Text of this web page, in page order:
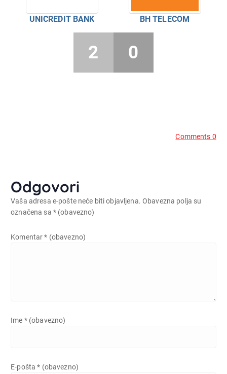
UNICREDIT BANK BH TELECOM
2 0
Comments 0
Odgovori
Vaša adresa e-pošte neće biti objavljena. Obavezna polja su
označena sa * (obavezno)
Komentar* (obavezno)
Ime * (obavezno)
E-pošta* (obavezno)